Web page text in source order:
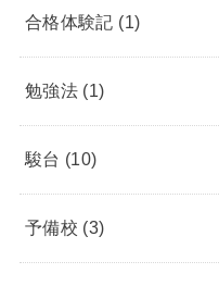
合格体験記 (1)
勉強法 (1)
駿台 (10)
予備校 (3)